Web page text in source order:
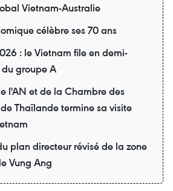
Vietnam-Australie
célèbre ses 70 ans
: le Vietnam file en demi-
groupe A
l'AN et de la Chambre des
Thaïlande termine sa visite
plan directeur révisé de la zone
Vung Ang